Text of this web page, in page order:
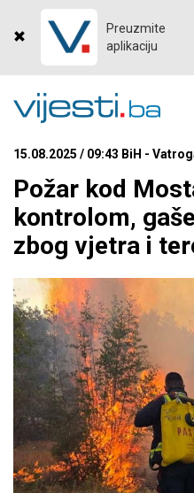
Preuzmite
aplikaciju
15.08.2025 / 09:43 BiH -
Požar kod
kontrolom,
zbog vjetra i